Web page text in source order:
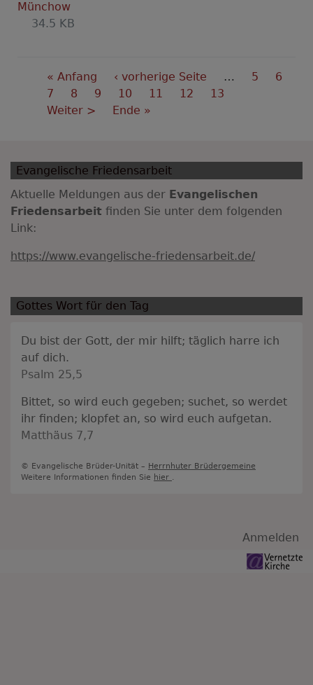
Münchow
34.5 KB
Seitennummerierung
First
page
« Anfang
Vorherige
Seite
‹ vorherige Seite … Seite
5 Seite
6
Seite
7 Seite
8 Seite
9 Seite
10 Seite
11
Aktuelle
12 Seite
13
Nächste
Weiter >
Last
Ende »
Evangelische Friedensarbeit
Aktuelle Meldungen aus der Evangelischen
Friedensarbeit finden Sie unter dem folgenden
Link:
https://www.evangelische-friedensarbeit.de/
Gottes Wort für den Tag
Du bist der Gott, der mir hilft; täglich harre ich
auf dich.
Psalm 25,5
Bittet, so wird euch gegeben; suchet, so werdet
ihr finden; klopfet an, so wird euch aufgetan.
Matthäus 7,7
© Evangelische Brüder-Unität – Herrnhuter Brüdergemeine
Weitere Informationen finden Sie hier .
Anmelden